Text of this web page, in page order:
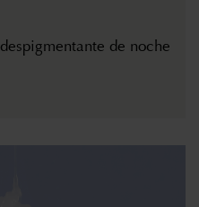
de noche